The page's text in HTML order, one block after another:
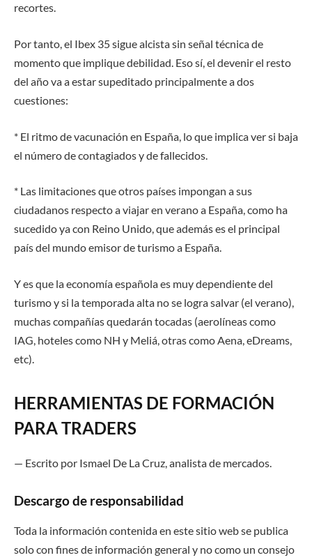
recortes.
Por tanto, el Ibex 35 sigue alcista sin señal técnica de
momento que implique debilidad. Eso sí, el devenir el resto
del año va a estar supeditado principalmente a dos
cuestiones:
* El ritmo de vacunación en España, lo que implica ver si baja
el número de contagiados y de fallecidos.
* Las limitaciones que otros países impongan a sus
ciudadanos respecto a viajar en verano a España, como ha
sucedido ya con Reino Unido, que además es el principal
país del mundo emisor de turismo a España.
Y es que la economía española es muy dependiente del
turismo y si la temporada alta no se logra salvar (el verano),
muchas compañías quedarán tocadas (aerolíneas como
IAG, hoteles como NH y Meliá, otras como Aena, eDreams,
etc).
HERRAMIENTAS DE FORMACIÓN
PARA TRADERS
— Escrito por Ismael De La Cruz, analista de mercados.
Descargo de responsabilidad
Toda la información contenida en este sitio web se publica
solo con fines de información general y no como un consejo